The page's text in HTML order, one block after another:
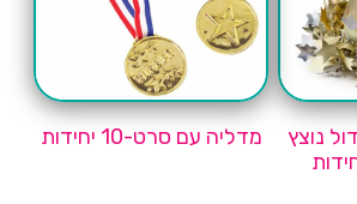
נוצץ
מדליה עם סרט-10 יחידות